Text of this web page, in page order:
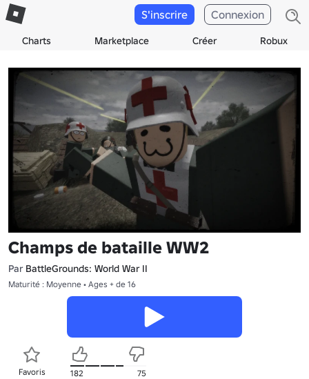
Charts Marketplace Créer Robux
S'inscrire Connexion
Champs de bataille WW2
Par BattleGrounds: World War II
Maturité : Moyenne • Ages + de 16
Favoris 182 75